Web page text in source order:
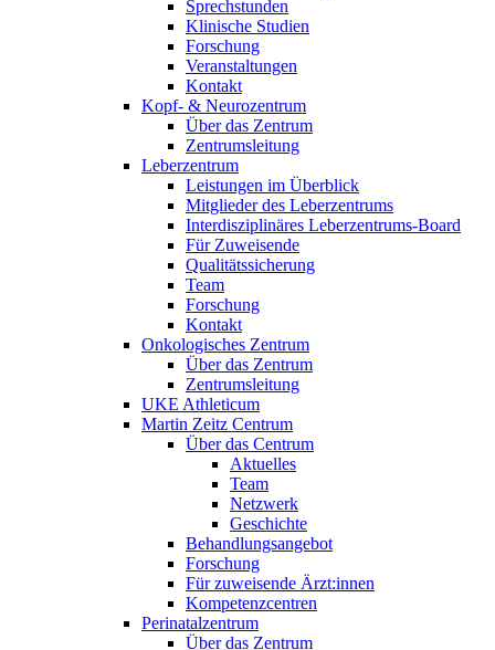
Sprechstunden
Klinische Studien
Forschung
Veranstaltungen
Kontakt
Kopf- & Neurozentrum
Über das Zentrum
Zentrumsleitung
Leberzentrum
Leistungen im Überblick
Mitglieder des Leberzentrums
Interdisziplinäres Leberzentrums-Board
Für Zuweisende
Qualitätssicherung
Team
Forschung
Kontakt
Onkologisches Zentrum
Über das Zentrum
Zentrumsleitung
UKE Athleticum
Martin Zeitz Centrum
Über das Centrum
Aktuelles
Team
Netzwerk
Geschichte
Behandlungsangebot
Forschung
Für zuweisende Ärzt:innen
Kompetenzcentren
Perinatalzentrum
Über das Zentrum